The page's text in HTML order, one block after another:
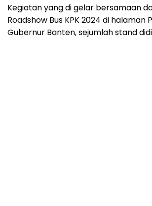
Kegiatan yang di gelar bersamaan
Roadshow Bus KPK 2024 di halaman
Gubernur Banten, sejumlah stand